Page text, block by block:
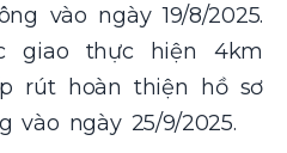
vào ngày 19/8/2025.
giao thực hiện 4km
rút hoàn thiện hồ sơ
vào ngày 25/9/2025.